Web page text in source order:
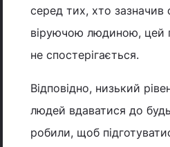
серед тих, хто зазначив
віруючою людиною, цей
не спостерігається.
Відповідно, низький
людей вдаватися до
робили, щоб